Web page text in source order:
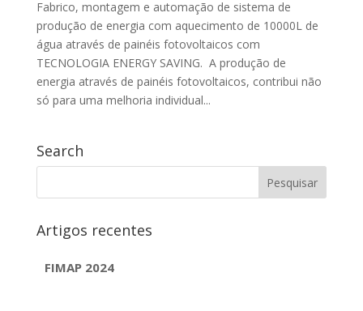
Fabrico, montagem e automação de sistema de
produção de energia com aquecimento de 10000L de
água através de painéis fotovoltaicos com
TECNOLOGIA ENERGY SAVING. A produção de
energia através de painéis fotovoltaicos, contribui não
só para uma melhoria individual...
Search
Artigos recentes
FIMAP 2024